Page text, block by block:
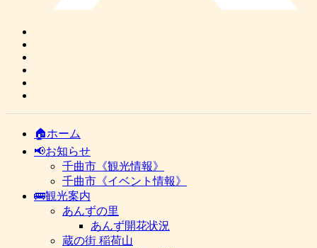
🏠ホーム
📢お知らせ
千曲市《観光情報》
千曲市《イベント情報》
🚌観光案内
あんずの里
あんず開花状況
蔵の街 稲荷山